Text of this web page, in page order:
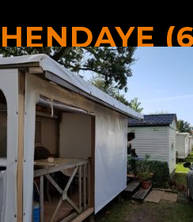
HENDAYE